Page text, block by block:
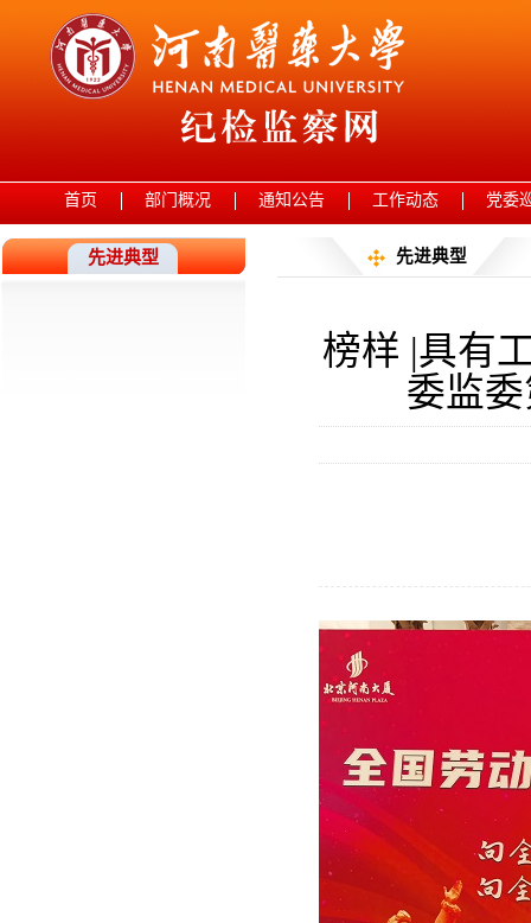
首页 部门概况 通知公告 工作动态 党委
先进典型 先进典型
榜样 |具有
委监